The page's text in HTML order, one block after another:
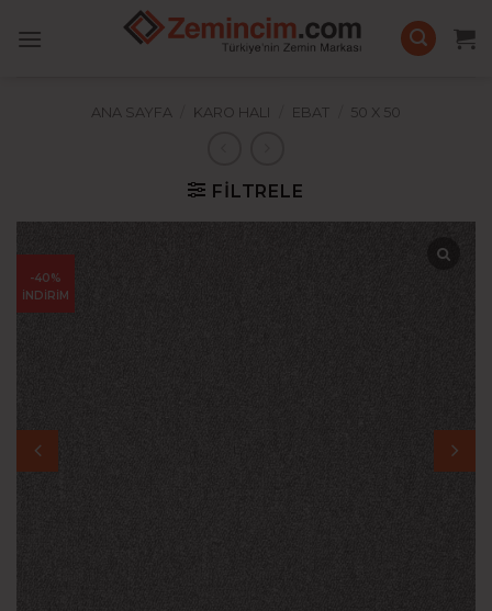
atla
ANA SAYFA KARO HALI EBAT 50 X 50
FILTRELE
-40%
İNDİRİM